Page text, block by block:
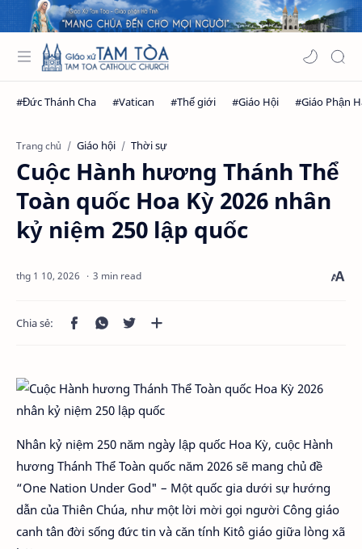
Trang chủ Giáo hội Thời sự
Cuộc Hành hương Thánh Thể
Toàn quốc Hoa Kỳ 2026 nhân
kỷ niệm 250 lập quốc
3 min read
Nhân kỷ niệm 250 năm ngày lập quốc Hoa Kỳ, cuộc Hành
hương Thánh Thể Toàn quốc năm 2026 sẽ mang chủ đề
“One Nation Under God" – Một quốc gia dưới sự hướng
dẫn của Thiên Chúa, như một lời mời gọi người Công giáo
canh tân đời sống đức tin và căn tính Kitô giáo giữa lòng xã